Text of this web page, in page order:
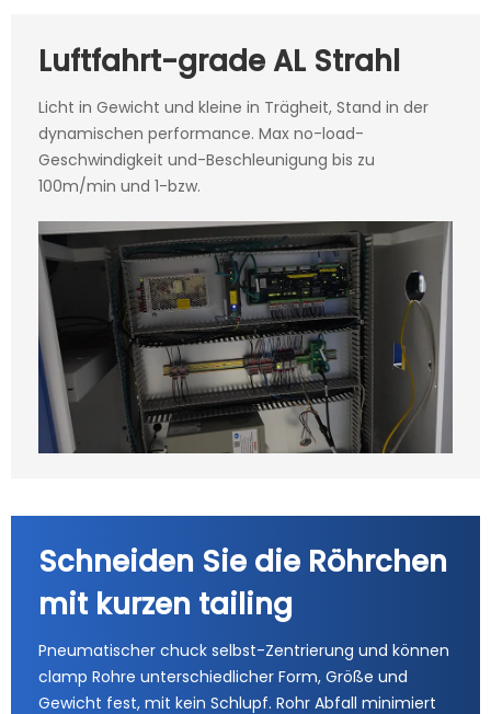
Luftfahrt-grade AL Strahl
Licht in Gewicht und kleine in Trägheit, Stand in der
dynamischen performance. Max no-load-
Geschwindigkeit und-Beschleunigung bis zu
100m/min und 1-bzw.
Schneiden Sie die Röhrchen
mit kurzen tailing
Pneumatischer chuck selbst-Zentrierung und können
clamp Rohre unterschiedlicher Form, Größe und
Gewicht fest, mit kein Schlupf. Rohr Abfall minimiert